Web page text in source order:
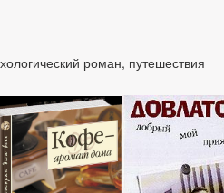
роман, путешествия